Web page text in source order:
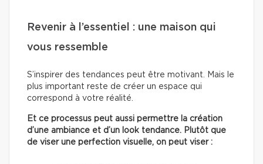
Revenir à l’essentiel : une maison qui
vous ressemble
S’inspirer des tendances peut être motivant. Mais le
plus important reste de créer un espace qui
correspond à votre réalité.
Et ce processus peut aussi permettre la création
d’une ambiance et d’un look tendance. Plutôt que
de viser une perfection visuelle, on peut viser :